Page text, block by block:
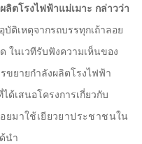
ตโรงไฟฟ้าแม่เมาะ กล่าวว่า
ติเหตุจากรถบรรทุกเถ้าลอย
ในเวทีรับฟังความเห็นของ
ขยายกำลังผลิตโรงไฟฟ้า
ด้เสนอโครงการเกี่ยวกับ
ยมาใช้เยียวยาประชาชนใน
นำ